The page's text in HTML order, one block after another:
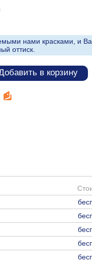
нами красками, и
оттиск.
в корзину